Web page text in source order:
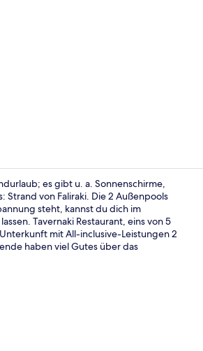
5
es gibt u. a. Sonnenschirme,
Strand von Faliraki. Die 2 Außenpools
steht, kannst du dich im
Tavernaki Restaurant, eins von 5
mit All-inclusive-Leistungen 2
haben viel Gutes über das